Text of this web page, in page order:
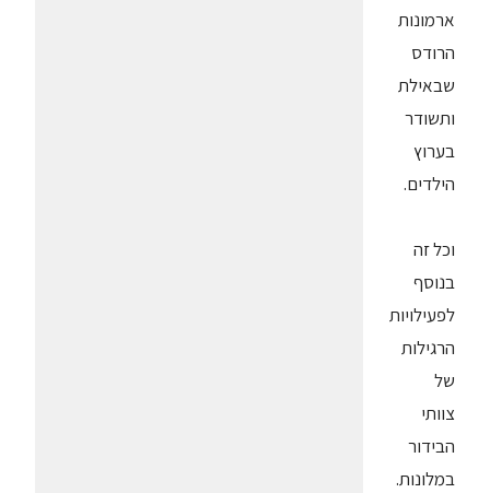
ארמונות
הרודס
שבאילת
ותשודר
בערוץ
הילדים.
וכל זה
בנוסף
לפעילויות
הרגילות
של
צוותי
הבידור
במלונות.